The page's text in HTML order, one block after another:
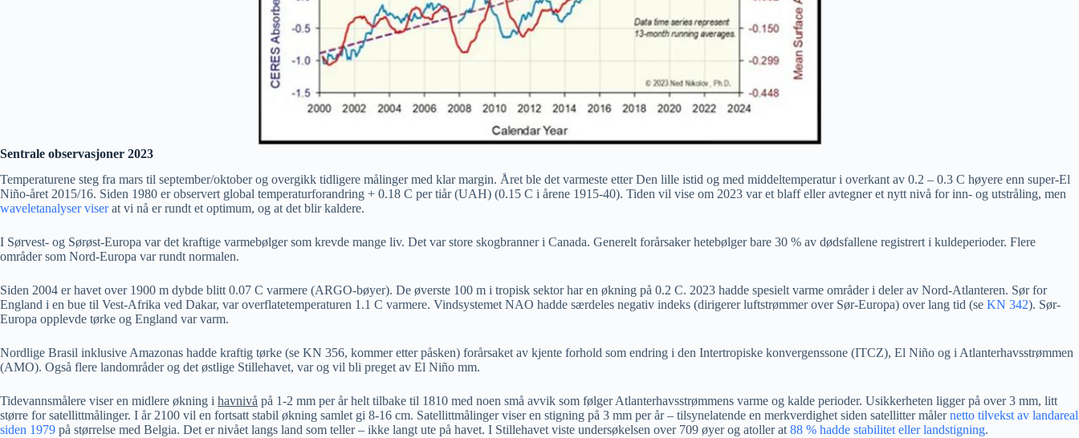
Sentrale observasjoner 2023
Temperaturene steg fra mars til september/oktober og overgikk tidligere målinger med klar margin. Året ble det varmeste etter Den lille istid og med middeltemperatur i overkant av 0.2 – 0.3 C høyere enn super-El
Niño-året 2015/16. Siden 1980 er observert global temperaturforandring + 0.18 C per tiår (UAH) (0.15 C i årene 1915-40). Tiden vil vise om 2023 var et blaff eller avtegner et nytt nivå for inn- og utstråling, men
waveletanalyser viserat vi nå er rundt et optimum, og at det blir kaldere.
I Sørvest- og Sørøst-Europa var det kraftige varmebølger som krevde mange liv. Det var store skogbranner i Canada. Generelt forårsaker hetebølger bare 30 % av dødsfallene registrert i kuldeperioder. Flere
områder som Nord-Europa var rundt normalen.
Siden 2004 er havet over 1900 m dybde blitt 0.07 C varmere (ARGO-bøyer). De øverste 100 m i tropisk sektor har en økning på 0.2 C. 2023 hadde spesielt varme områder i deler av Nord-Atlanteren. Sør for
England i en bue til Vest-Afrika ved Dakar, var overflatetemperaturen 1.1 C varmere. Vindsystemet NAO hadde særdeles negativ indeks (dirigerer luftstrømmer over Sør-Europa) over lang tid (se KN 342). Sør-
Europa opplevde tørke og England var varm.
Nordlige Brasil inklusive Amazonas hadde kraftig tørke (se KN 356, kommer etter påsken) forårsaket av kjente forhold som endring i den Intertropiske konvergenssone (ITCZ), El Niño og i Atlanterhavsstrømmen
(AMO). Også flere landområder og det østlige Stillehavet, var og vil bli preget av El Niño mm.
Tidevannsmålere viser en midlere økning i havnivå på 1-2 mm per år helt tilbake til 1810 med noen små avvik som følger Atlanterhavsstrømmens varme og kalde perioder. Usikkerheten ligger på over 3 mm, litt
større for satellittmålinger. I år 2100 vil en fortsatt stabil økning samlet gi 8-16 cm. Satellittmålinger viser en stigning på 3 mm per år – tilsynelatende en merkverdighet siden satellitter målernetto tilvekst av landareal
siden 1979 på størrelse med Belgia. Det er nivået langs land som teller – ikke langt ute på havet. I Stillehavet viste undersøkelsen over 709 øyer og atoller at 88 % hadde stabilitet eller landstigning.